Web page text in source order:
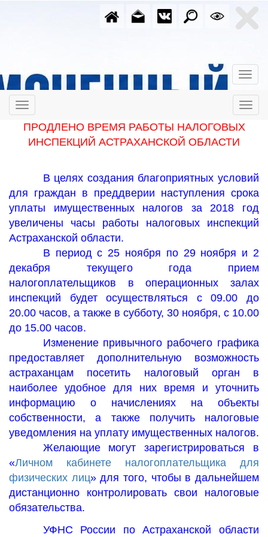
ПРОДЛЕНО ВРЕМЯ РАБОТЫ НАЛОГОВЫХ
ИНСПЕКЦИЙ АСТРАХАНСКОЙ ОБЛАСТИ
В целях создания благоприятных условий
для граждан в преддверии наступления срока
уплаты имущественных налогов за 2018 год
увеличены часы работы налоговых инспекций
Астраханской области.
В период с 25 ноября по 29 ноября и 2
декабря текущего года прием
налогоплательщиков в операционных залах
инспекций будет осуществляться с 09.00 до
20.00 часов, а также в субботу, 30 ноября, с 10.00
до 15.00 часов.
Изменение привычного рабочего графика
предоставляет дополнительную возможность
астраханцам посетить налоговый орган в
наиболее удобное для них время и уточнить
информацию о начислениях на объекты
собственности, а также получить налоговые
уведомления на уплату имущественных налогов.
Желающие могут зарегистрироваться в
«Личном кабинете налогоплательщика для
физических лиц» для того, чтобы в дальнейшем
дистанционно контролировать свои налоговые
обязательства.
УФНС России по Астраханской области